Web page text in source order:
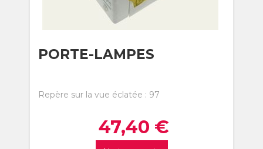
PORTE-LAMPES
Repère sur la vue éclatée : 97
47,40 €